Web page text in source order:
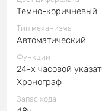
Темно-коричневый
Тип механизма
Автоматический
Функции
24-х часовой
Хронограф
Запас хода